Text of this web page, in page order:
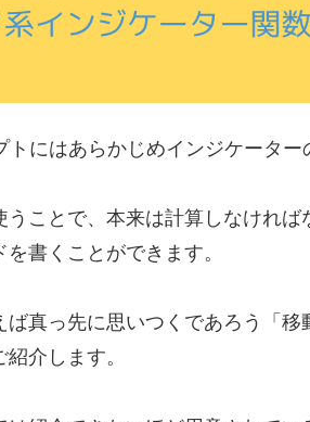
トにはあらかじめインジケーター
うことで、本来は計算しなけれ
書くことができます。
真っ先に思いつくであろう「
介します。